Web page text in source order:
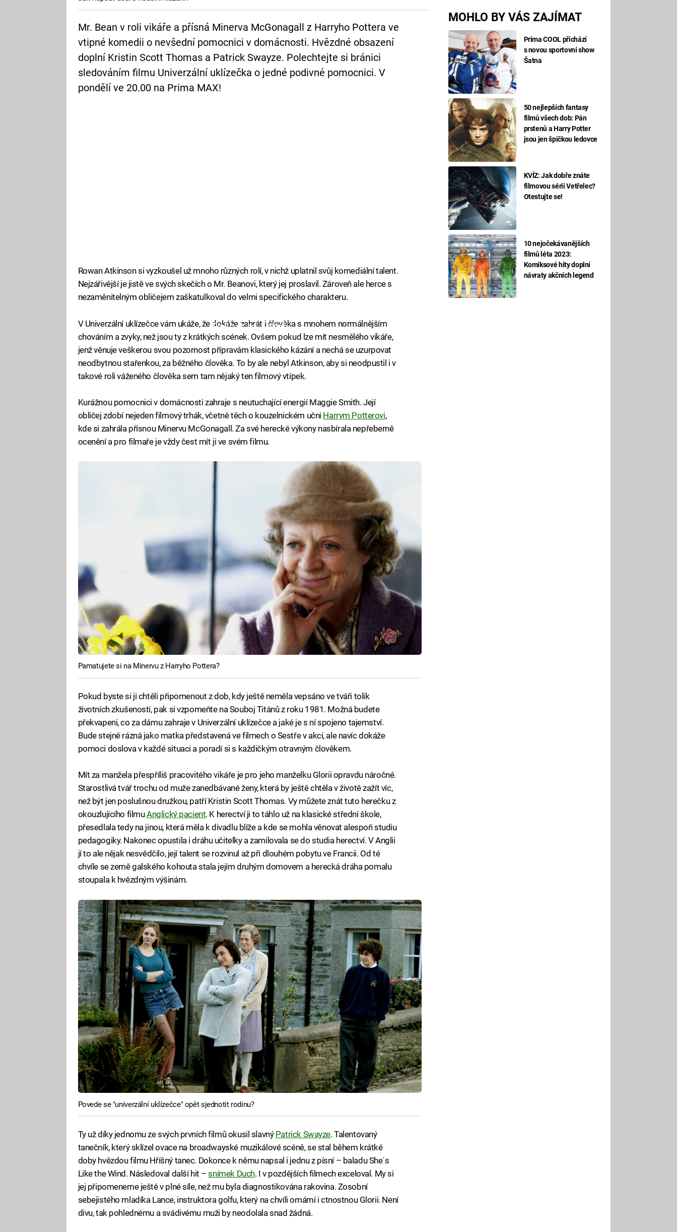
MOHLO BY VÁS ZAJÍMAT
Prima COOL přichází
s novou sportovní show
Šatna
50 nejlepších fantasy
filmů všech dob: Pán
prstenů a Harry Potter
jsou jen špičkou ledovce
KVÍZ: Jak dobře znáte
filmovou sérii Vetřelec?
Otestujte se!
10 nejočekávanějších
filmů léta 2023:
Komiksové hity doplní
návraty akčních legend
Mr. Bean v roli vikáře a přísná Minerva McGonagall z Harryho Pottera ve
vtipné komedii o nevšední pomocnici v domácnosti. Hvězdné obsazení
doplní Kristin Scott Thomas a Patrick Swayze. Polechtejte si bránici
sledováním filmu Univerzální uklízečka o jedné podivné pomocnici. V
pondělí ve 20.00 na Prima MAX!
Rowan Atkinson si vyzkoušel už mnoho různých rolí, v nichž uplatnil svůj komediální talent.
Nejzářivější je jistě ve svých skečích o Mr. Beanovi, který jej proslavil. Zároveň ale herce s
nezaměnitelným obličejem zaškatulkoval do velmi specifického charakteru.
Failed to fetch
V Univerzální uklízečce vám ukáže, že dokáže zahrát i člověka s mnohem normálnějším
chováním a zvyky, než jsou ty z krátkých scének. Ovšem pokud lze mít nesmělého vikáře,
jenž věnuje veškerou svou pozornost přípravám klasického kázání a nechá se uzurpovat
neodbytnou stařenkou, za běžného člověka. To by ale nebyl Atkinson, aby si neodpustil i v
takové roli váženého člověka sem tam nějaký ten filmový vtípek.
Kurážnou pomocnici v domácnosti zahraje s neutuchající energií Maggie Smith. Její
obličej zdobí nejeden filmový trhák, včetně těch o kouzelnickém učni Harrym Potterovi,
kde si zahrála přísnou Minervu McGonagall. Za své herecké výkony nasbírala nepřeberně
ocenění a pro filmaře je vždy čest mít ji ve svém filmu.
Pamatujete si na Minervu z Harryho Pottera?
Pokud byste si ji chtěli připomenout z dob, kdy ještě neměla vepsáno ve tváři tolik
životních zkušeností, pak si vzpomeňte na Souboj Titánů z roku 1981. Možná budete
překvapeni, co za dámu zahraje v Univerzální uklízečce a jaké je s ní spojeno tajemství.
Bude stejně rázná jako matka představená ve filmech o Sestře v akci, ale navíc dokáže
pomoci doslova v každé situaci a poradí si s každičkým otravným člověkem.
Mít za manžela přespříliš pracovitého vikáře je pro jeho manželku Glorii opravdu náročné.
Starostlivá tvář trochu od muže zanedbávané ženy, která by ještě chtěla v životě zažít víc,
než být jen poslušnou družkou, patří Kristin Scott Thomas. Vy můžete znát tuto herečku z
okouzlujícího filmuAnglický pacient. K herectví ji to táhlo už na klasické střední škole,
přesedlala tedy na jinou, která měla k divadlu blíže a kde se mohla věnovat alespoň studiu
pedagogiky. Nakonec opustila i dráhu učitelky a zamilovala se do studia herectví. V Anglii
jí to ale nějak nesvědčilo, její talent se rozvinul až při dlouhém pobytu ve Francii. Od té
chvíle se země galského kohouta stala jejím druhým domovem a herecká dráha pomalu
stoupala k hvězdným výšinám.
Povede se "univerzální uklízečce" opět sjednotit rodinu?
Ty už díky jednomu ze svých prvních filmů okusil slavný Patrick Swayze. Talentovaný
tanečník, který sklízel ovace na broadwayské muzikálové scéně, se stal během krátké
doby hvězdou filmu Hříšný tanec. Dokonce k němu napsal i jednu z písní – baladu She´s
Like the Wind. Následoval další hit –snímek Duch. I v pozdějších filmech exceloval. My si
jej připomeneme ještě v plné síle, než mu byla diagnostikována rakovina. Zosobní
sebejistého mladíka Lance, instruktora golfu, který na chvíli omámí i ctnostnou Glorii. Není
divu, tak pohlednému a svádivému muži by neodolala snad žádná.